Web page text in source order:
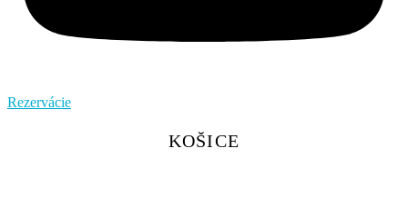
Rezervácie
KOŠICE